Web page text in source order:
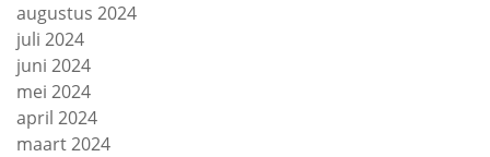
augustus 2024
juli 2024
juni 2024
mei 2024
april 2024
maart 2024